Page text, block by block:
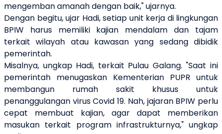
mengemban amanah dengan baik," ujarnya.
Dengan begitu, ujar Hadi, setiap unit kerja di lingkungan
BPIW harus memiliki kajian mendalam dan tajam
terkait wilayah atau kawasan yang sedang dibidik
pemerintah.
Misalnya, ungkap Hadi, terkait Pulau Galang. "Saat ini
pemerintah menugaskan Kementerian PUPR untuk
membangun rumah sakit khusus untuk
penanggulangan virus Covid 19. Nah, jajaran BPIW perlu
cepat membuat kajian, agar dapat memberikan
masukan terkait program infrastrukturnya," ungkap